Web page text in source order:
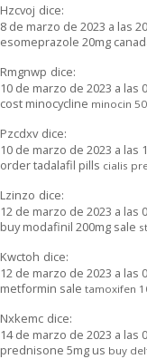
Hzcvoj dice:
8 de marzo de 2023 a las
esomeprazole 20mg
Rmgnwp dice:
10 de marzo de 2023 a las
cost minocycline minocin
Pzcdxv dice:
10 de marzo de 2023 a las
order tadalafil pills cialis
Lzinzo dice:
12 de marzo de 2023 a las
buy modafinil 200mg sale
Kwctoh dice:
12 de marzo de 2023 a las
metformin sale tamoxifen
Nxkemc dice:
14 de marzo de 2023 a las
prednisone 5mg us buy